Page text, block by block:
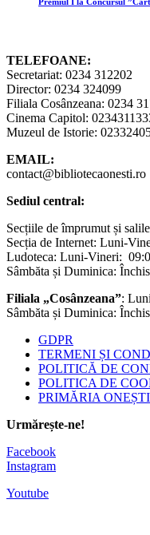
TELEFOANE:
Secretariat: 0234 312202
Director: 0234 324099
Filiala Cosânzeana: 0234
Cinema Capitol:
Muzeul de Istorie:
EMAIL:
contact@bibliotecaonesti.ro
Sediul central:
Secțiile de împrumut și
Secția de Internet: Luni-
Ludoteca: Luni-Vineri:
Sâmbăta și Duminica: Închis
Filiala „Cosânzeana”:
Sâmbăta și Duminica: Închis
GDPR
TERMENI ȘI
POLITICĂ DE
POLITICA DE
PRIMĂRIA ONEȘTI
Urmărește-ne!
Facebook
Instagram
Youtube